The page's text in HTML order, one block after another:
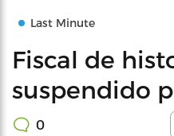
Last Minute
Fiscal de
suspendido
0